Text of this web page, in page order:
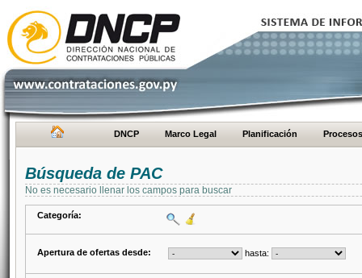
DNCP Marco Legal Planificación Procesos
Búsqueda de PAC
No es necesario llenar los campos para buscar
Categoría:
Apertura de ofertas desde: hasta: